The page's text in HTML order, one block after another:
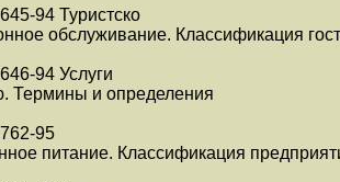
94 Туристско
обслуживание. Классификация
94 Услуги
Термины и определения
95
питание. Классификация